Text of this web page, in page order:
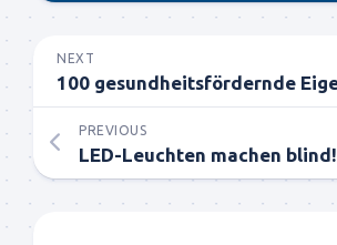
NEXT
PREVIOUS
LED-Leuchten machen blind!